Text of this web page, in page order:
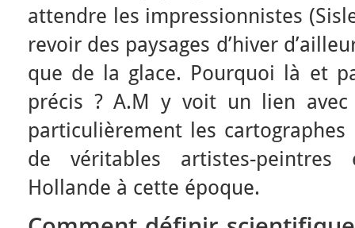
attendre les impressionnistes
revoir des paysages d’hiver
que de la glace. Pourquoi là et
précis ? A.M y voit un lien
particulièrement les
de véritables artistes-
Hollande à cette époque.